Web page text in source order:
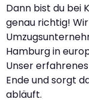
Dann bist du bei
genau richtig!
Hamburg in
Unser
Ende und sorgt
abläuft.